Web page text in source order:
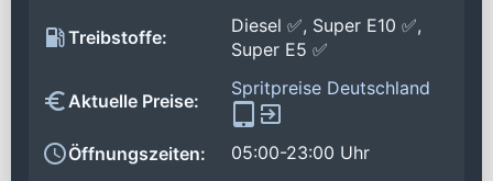
Treibstoffe:
Diesel ✅, Super E10 ✅,
Super E5 ✅
Aktuelle Preise:
Spritpreise Deutschland
Öffnungszeiten:
05:00-23:00 Uhr